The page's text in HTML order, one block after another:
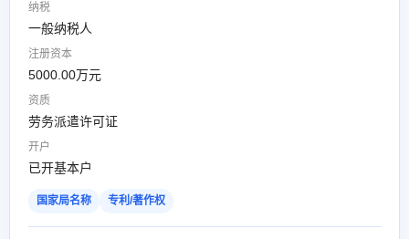
纳税
一般纳税人
注册资本
5000.00万元
资质
劳务派遣许可证
开户
已开基本户
国家局名称 专利/著作权